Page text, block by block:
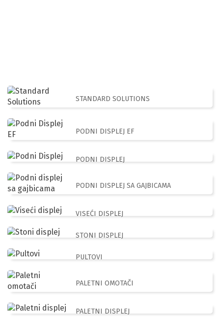
STANDARD SOLUTIONS
PODNI DISPLEJ EF
PODNI DISPLEJ
PODNI DISPLEJ SA GAJBICAMA
VISEĆI DISPLEJ
STONI DISPLEJ
PULTOVI
PALETNI OMOTAČI
PALETNI DISPLEJ